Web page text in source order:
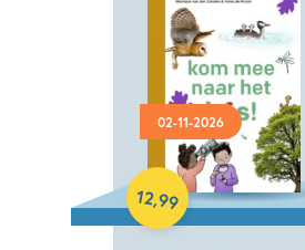
02-11-2026
12,99
Hardcover